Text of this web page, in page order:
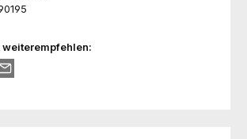
weiterempfehlen: